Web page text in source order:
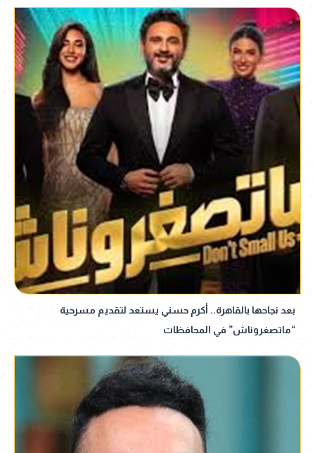
بعد نجاحها بالقاهرة.. أكرم حسني يستعد لتقديم مسرحية
“ماتصغروناش” في المحافظات